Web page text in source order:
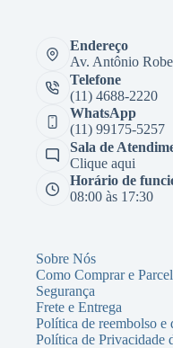
Endereço
Av. Antônio
Telefone
(11) 4688-2220
WhatsApp
(11) 99175-5257
Sala de
Clique aqui
Horário de
08:00 às 17:30
Sobre Nós
Como Comprar e
Segurança
Frete e Entrega
Política de reembolso e
Política de Privacidade